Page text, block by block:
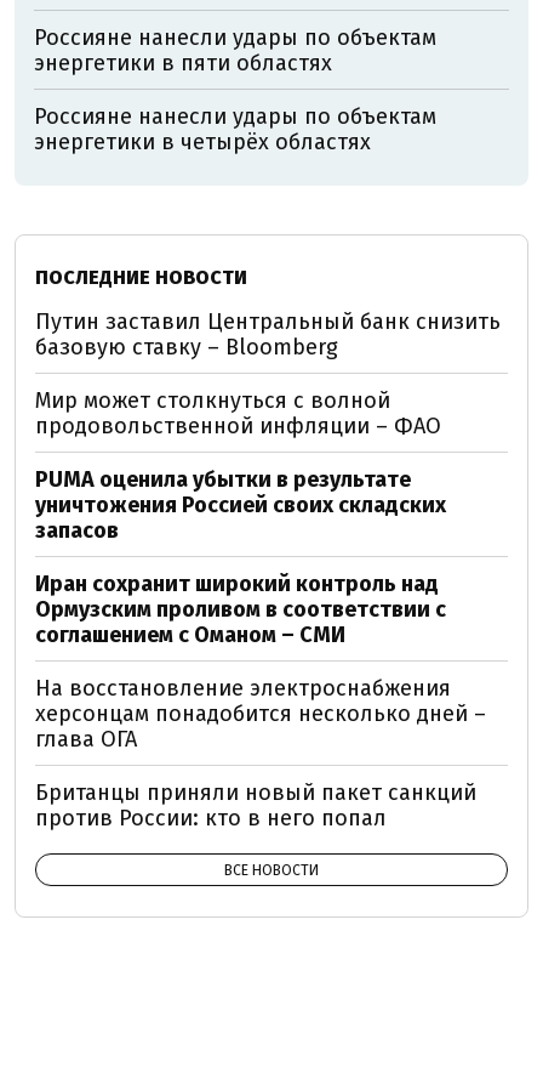
Россияне нанесли удары по объектам
энергетики в пяти областях
Россияне нанесли удары по объектам
энергетики в четырёх областях
ПОСЛЕДНИЕ НОВОСТИ
Путин заставил Центральный банк снизить
базовую ставку – Bloomberg
Мир может столкнуться с волной
продовольственной инфляции – ФАО
PUMA оценила убытки в результате
уничтожения Россией своих складских
запасов
Иран сохранит широкий контроль над
Ормузским проливом в соответствии с
соглашением с Оманом – СМИ
На восстановление электроснабжения
херсонцам понадобится несколько дней –
глава ОГА
Британцы приняли новый пакет санкций
против России: кто в него попал
ВСЕ НОВОСТИ